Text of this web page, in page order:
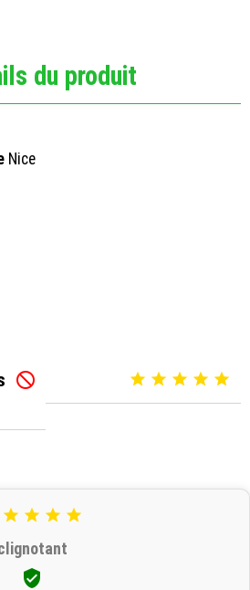
du produit
Nice
     
   
